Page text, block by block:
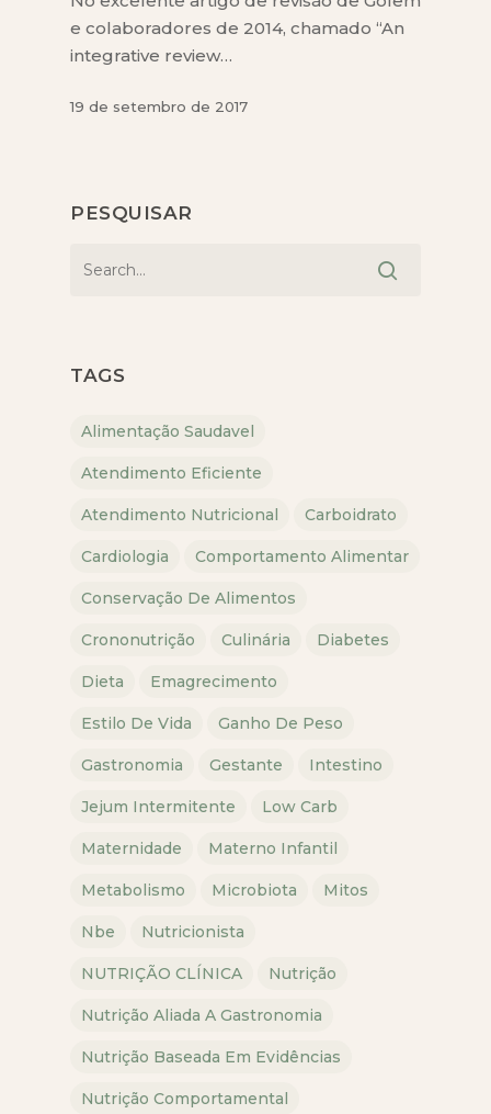
e colaboradores de 2014, chamado “An
integrative review…
19 de setembro de 2017
PESQUISAR
TAGS
Alimentação Saudavel
Atendimento Eficiente
Atendimento Nutricional Carboidrato
Cardiologia Comportamento Alimentar
Conservação De Alimentos
Crononutrição Culinária Diabetes
Dieta Emagrecimento
Estilo De Vida Ganho De Peso
Gastronomia Gestante Intestino
Jejum Intermitente Low Carb
Maternidade Materno Infantil
Metabolismo Microbiota Mitos
Nbe Nutricionista
NUTRIÇÃO CLÍNICA Nutrição
Nutrição Aliada A Gastronomia
Nutrição Baseada Em Evidências
Nutrição Comportamental